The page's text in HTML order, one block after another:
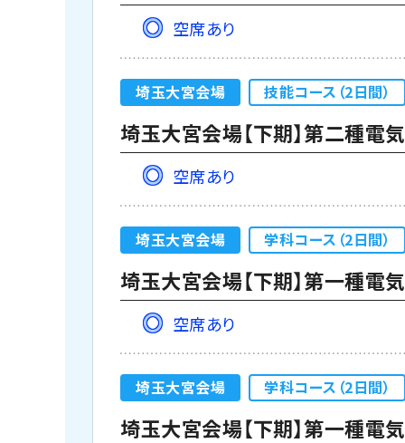
空席あり
埼玉大宮会場 技能コース（2日間）
埼玉大宮会場【下期】第二種
空席あり
埼玉大宮会場 学科コース（2日間）
埼玉大宮会場【下期】第一種電
空席あり
埼玉大宮会場 学科コース（2日間）
埼玉大宮会場【下期】第一種電